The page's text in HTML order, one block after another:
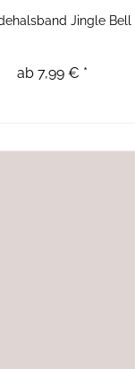
Jingle Bell
ab 7,99 € *